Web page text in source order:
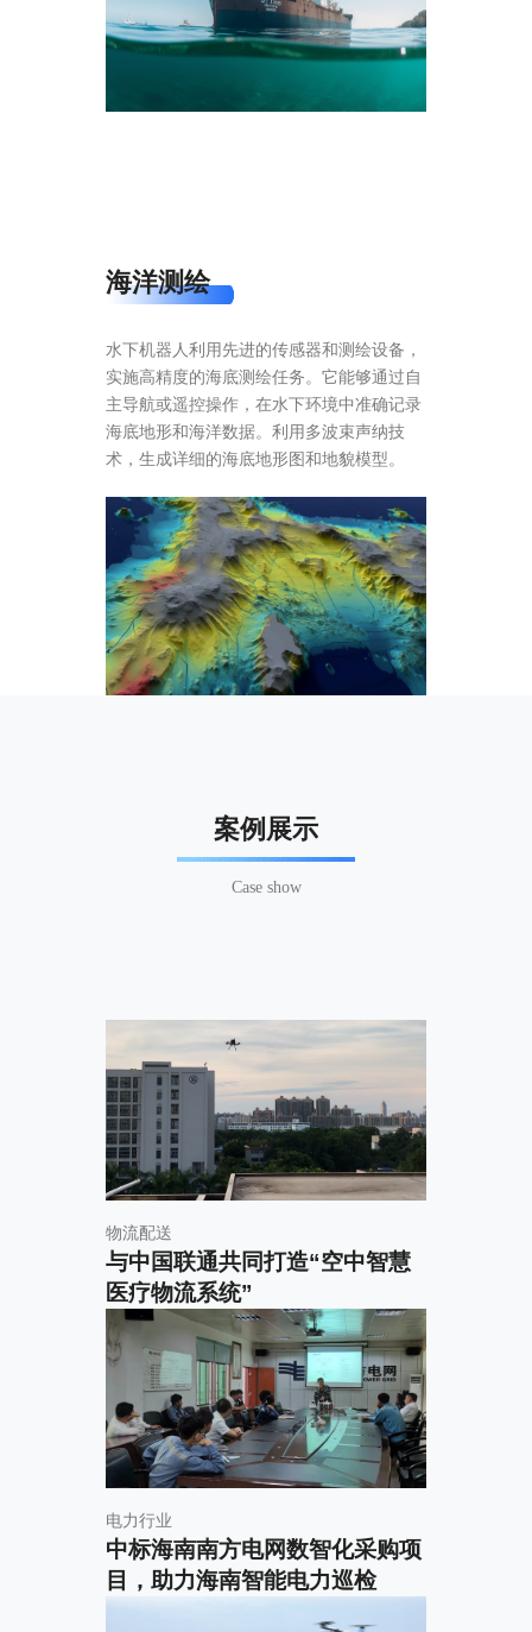
海洋测绘
水下机器人利用先进的传感器和测绘设备，
实施高精度的海底测绘任务。它能够通过自
主导航或遥控操作，在水下环境中准确记录
海底地形和海洋数据。利用多波束声纳技
术，生成详细的海底地形图和地貌模型。
案例展示
Case show
物流配送
与中国联通共同打造“空中智慧
医疗物流系统”
电力行业
中标海南南方电网数智化采购项
目，助力海南智能电力巡检